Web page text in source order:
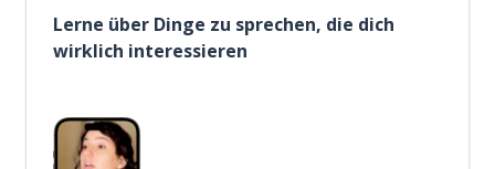
Lerne über Dinge zu sprechen, die dich
wirklich interessieren